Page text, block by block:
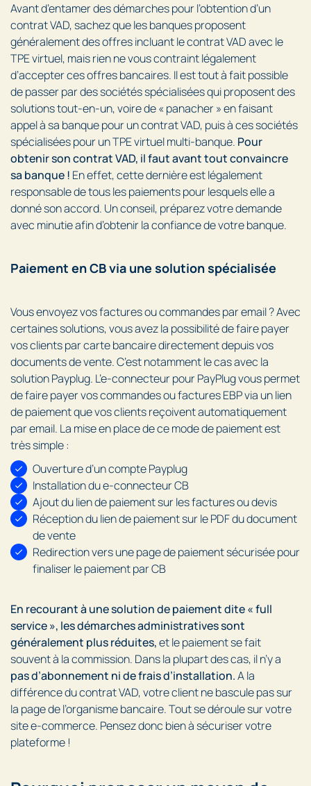
Avant d’entamer des démarches pour l’obtention d’un
contrat VAD, sachez que les banques proposent
généralement des offres incluant le contrat VAD avec le
TPE virtuel, mais rien ne vous contraint légalement
d’accepter ces offres bancaires. Il est tout à fait possible
de passer par des sociétés spécialisées qui proposent des
solutions tout-en-un, voire de « panacher » en faisant
appel à sa banque pour un contrat VAD, puis à ces sociétés
spécialisées pour un TPE virtuel multi-banque. Pour
obtenir son contrat VAD, il faut avant tout convaincre
sa banque ! En effet, cette dernière est légalement
responsable de tous les paiements pour lesquels elle a
donné son accord. Un conseil, préparez votre demande
avec minutie afin d’obtenir la confiance de votre banque.
Paiement en CB via une solution spécialisée
Vous envoyez vos factures ou commandes par email ? Avec
certaines solutions, vous avez la possibilité de faire payer
vos clients par carte bancaire directement depuis vos
documents de vente. C’est notamment le cas avec la
solution Payplug. L’e-connecteur pour PayPlug vous permet
de faire payer vos commandes ou factures EBP via un lien
de paiement que vos clients reçoivent automatiquement
par email. La mise en place de ce mode de paiement est
très simple :
Ouverture d’un compte Payplug
Installation du e-connecteur CB
Ajout du lien de paiement sur les factures ou devis
Réception du lien de paiement sur le PDF du document
de vente
Redirection vers une page de paiement sécurisée pour
finaliser le paiement par CB
En recourant à une solution de paiement dite « full
service », les démarches administratives sont
généralement plus réduites,et le paiement se fait
souvent à la commission. Dans la plupart des cas, il n’y a
pas d’abonnement ni de frais d’installation.A la
différence du contrat VAD, votre client ne bascule pas sur
la page de l’organisme bancaire. Tout se déroule sur votre
site e-commerce. Pensez donc bien à sécuriser votre
plateforme !